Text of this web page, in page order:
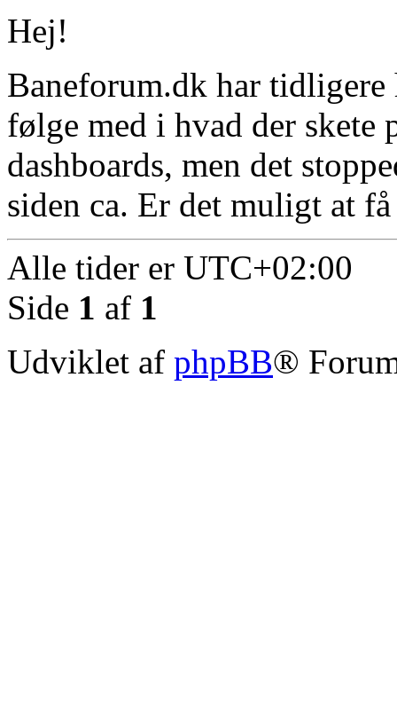
Hej!
Baneforum.dk har tidligere
følge med i hvad der skete
dashboards, men det
siden ca. Er det muligt at
Alle tider er UTC+02:00
Side 1 af 1
Udviklet af phpBB®